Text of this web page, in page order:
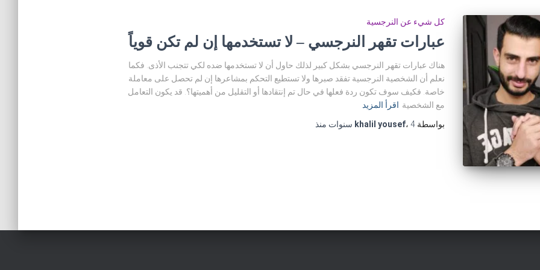
كل شيء عن النرجسية
عبارات تقهر النرجسي – لا تستخدمها إن لم تكن قوياً
هناك عبارات تقهر النرجسي بشكل كبير لذلك حاول أن لا تستخدمها ضده لكي تتجنب الأذى. فكما
نعلم أن الشخصية النرجسية تفقد صبرها ولا تستطيع التحكم بمشاعرها إن لم تحصل على معاملة
خاصة. فكيف سوف تكون ردة فعلها في حال تم إنتقادها أو التقليل من أهميتها؟. قد يكون التعامل
مع الشخصية اقرأ المزيد
بواسطة
khalil yousef،4 سنوات منذ